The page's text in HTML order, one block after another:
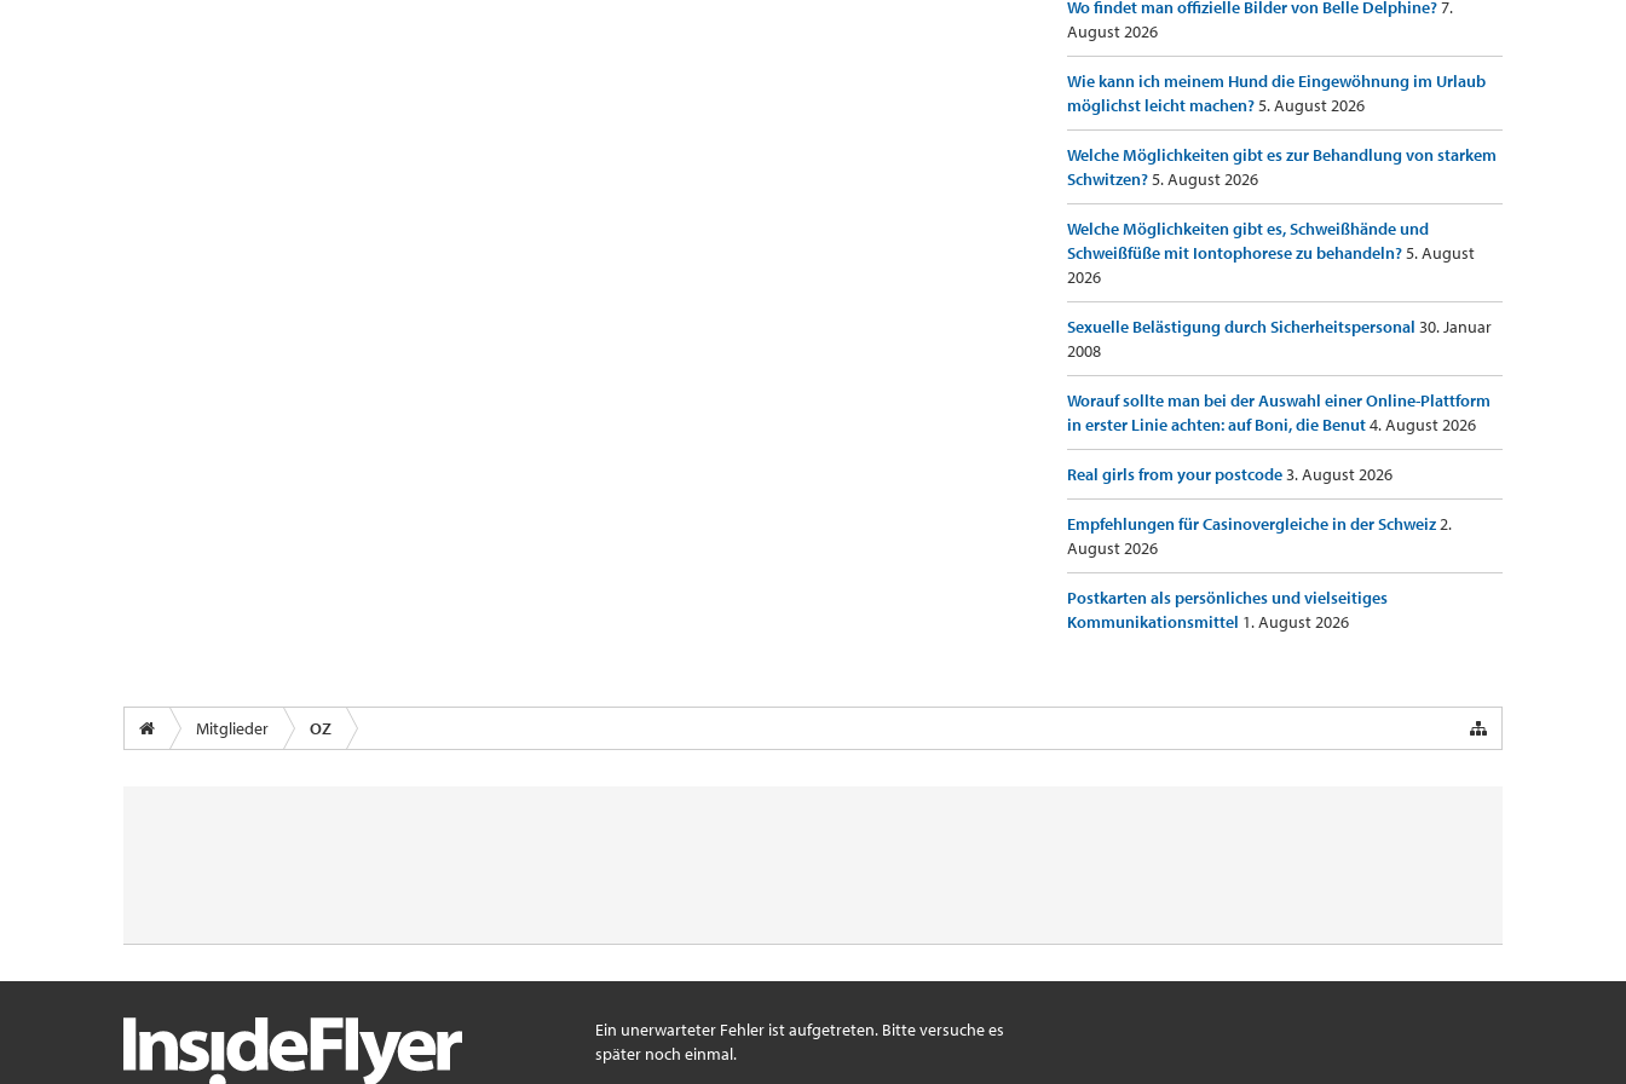
Wo findet man offizielle Bilder von Belle Delphine?7.
August 2026
Wie kann ich meinem Hund die Eingewöhnung im Urlaub
möglichst leicht machen?5. August 2026
Welche Möglichkeiten gibt es zur Behandlung von starkem
Schwitzen?5. August 2026
Welche Möglichkeiten gibt es, Schweißhände und
Schweißfüße mit Iontophorese zu behandeln?5. August
2026
Sexuelle Belästigung durch Sicherheitspersonal 30. Januar
2008
Worauf sollte man bei der Auswahl einer Online-Plattform
in erster Linie achten: auf Boni, die Benut4. August 2026
Real girls from your postcode3. August 2026
Empfehlungen für Casinovergleiche in der Schweiz2.
August 2026
Postkarten als persönliches und vielseitiges
Kommunikationsmittel 1. August 2026
Mitglieder OZ
Ein unerwarteter Fehler ist aufgetreten. Bitte versuche es
später noch einmal.